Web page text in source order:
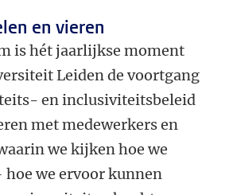
en vieren
is hét jaarlijkse moment
Leiden de voortgang
en inclusiviteitsbeleid
met medewerkers en
we kijken hoe we
we ervoor kunnen